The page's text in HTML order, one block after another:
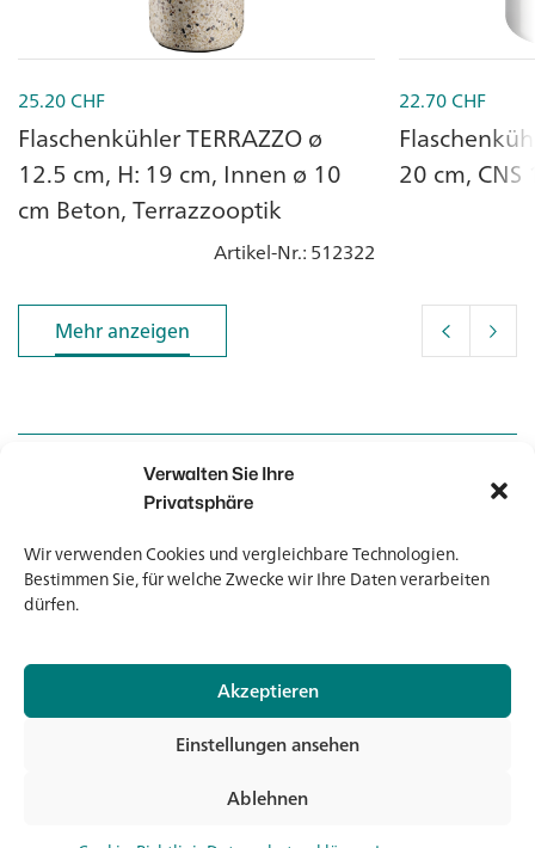
Verwalten Sie Ihre
Privatsphäre
Wir verwenden Cookies und vergleichbare Technologien.
Bestimmen Sie, für welche Zwecke wir Ihre Daten verarbeiten
dürfen.
Akzeptieren
Ablehnen
Einstellungen ansehen
25.20CHF
Flaschenkühler TERRAZZO ø
12.5 cm, H: 19 cm, Innen ø 10
cm Beton, Terrazzooptik
Artikel-Nr.: 512322
22.70CHF
20 cm,
Mehr anzeigen
Mehr anzeigen
Kontakt
Kontakt
Newsletter
Newsletter
© 2026 Banholzer AG
Impressum
Datenschutz